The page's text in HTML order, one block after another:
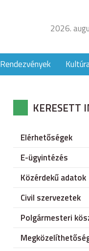
2026.
Rendezvények
KERESETT
Elérhetőségek
E-ügyintézés
Közérdekű adatok
Civil szervezetek
Polgármesteri